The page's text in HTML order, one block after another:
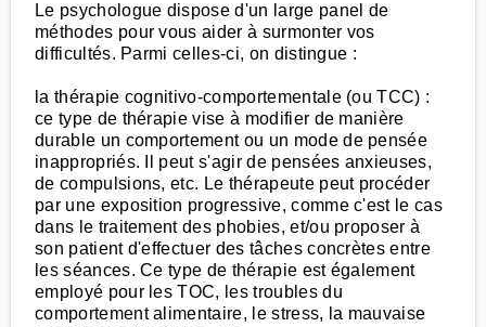
Le psychologue dispose d'un large panel de
méthodes pour vous aider à surmonter vos
difficultés. Parmi celles-ci, on distingue :
la thérapie cognitivo-comportementale (ou TCC) :
ce type de thérapie vise à modifier de manière
durable un comportement ou un mode de pensée
inappropriés. Il peut s'agir de pensées anxieuses,
de compulsions, etc. Le thérapeute peut procéder
par une exposition progressive, comme c'est le cas
dans le traitement des phobies, et/ou proposer à
son patient d'effectuer des tâches concrètes entre
les séances. Ce type de thérapie est également
employé pour les TOC, les troubles du
comportement alimentaire, le stress, la mauvaise